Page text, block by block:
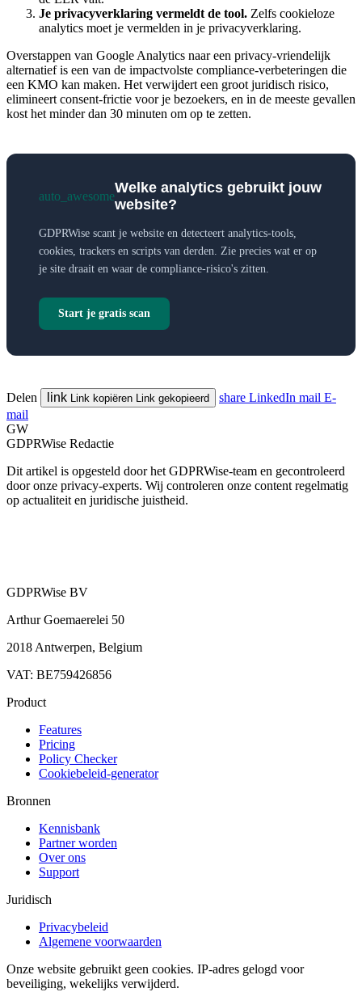
Je privacyverklaring vermeldt de tool. Zelfs cookieloze
analytics moet je vermelden in je privacyverklaring.
Overstappen van Google Analytics naar een privacy-vriendelijk
alternatief is een van de impactvolste compliance-verbeteringen die
een KMO kan maken. Het verwijdert een groot juridisch risico,
elimineert consent-frictie voor je bezoekers, en in de meeste gevallen
kost het minder dan 30 minuten om op te zetten.
auto_awesome
Welke analytics gebruikt jouw
website?
GDPRWise scant je website en detecteert analytics-tools,
cookies, trackers en scripts van derden. Zie precies wat er op
je site draait en waar de compliance-risico's zitten.
Start je gratis scan
Delen link Link kopiëren Link gekopieerd share LinkedIn mail E-
mail
GW
GDPRWise Redactie
Dit artikel is opgesteld door het GDPRWise-team en gecontroleerd
door onze privacy-experts. Wij controleren onze content regelmatig
op actualiteit en juridische juistheid.
GDPRWise BV
Arthur Goemaerelei 50
2018 Antwerpen, Belgium
VAT: BE759426856
Product
Features
Pricing
Policy Checker
Cookiebeleid-generator
Bronnen
Kennisbank
Partner worden
Over ons
Support
Juridisch
Privacybeleid
Algemene voorwaarden
Onze website gebruikt geen cookies. IP-adres gelogd voor
beveiliging, wekelijks verwijderd.